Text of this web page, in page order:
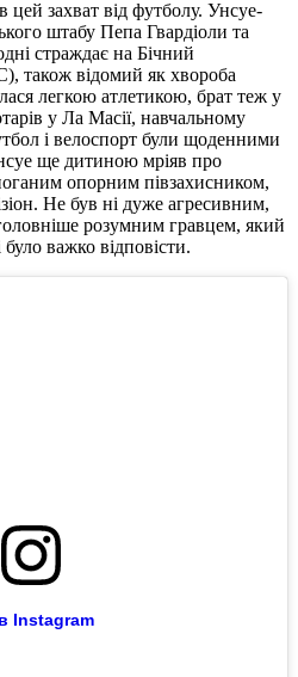
захват від футболу. Унсуе-
штабу Пепа Гвардіоли та
страждає на Бічний
також відомий як хвороба
легкою атлетикою, брат теж у
у Ла Масії, навчальному
і велоспорт були щоденними
ще дитиною мріяв про
опорним півзахисником,
Не був ні дуже агресивним,
розумним гравцем, який
важко відповісти.
Instagram